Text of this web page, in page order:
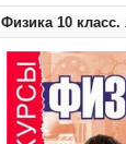
Физика 10